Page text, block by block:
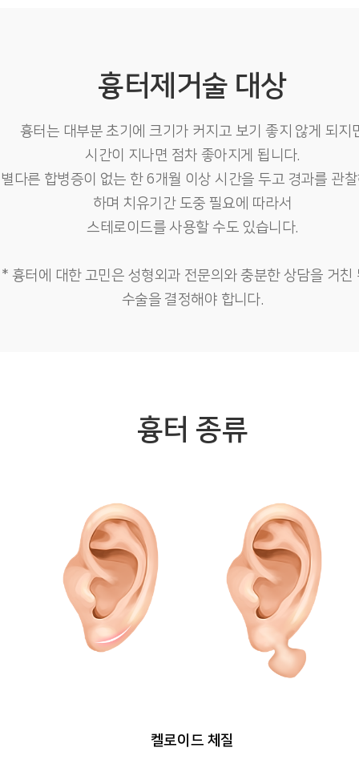
흉터제거술 대상
흉터는 대부분 초기에 크기가 커지고 보기 좋지 않게 되지
시간이 지나면 점차 좋아지게 됩니다.
별다른 합병증이 없는 한 6개월 이상 시간을 두고 경과를 관
하며 치유기간 도중 필요에 따라서
스테로이드를 사용할 수도 있습니다.
* 흉터에 대한 고민은 성형외과 전문의와 충분한 상담을 거친
수술을 결정해야 합니다.
흉터 종류
켈로이드 체질